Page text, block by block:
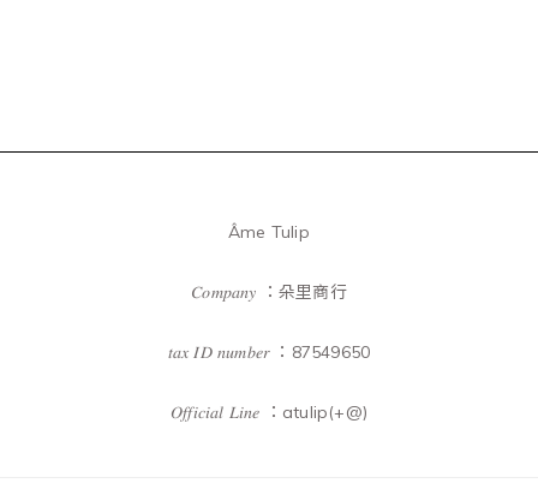
Âme Tulip
𝐶𝑜𝑚𝑝𝑎𝑛𝑦 ：朵里商行
𝑡𝑎𝑥 𝐼𝐷 𝑛𝑢𝑚𝑏𝑒𝑟 ：87549650
𝑂𝑓𝑓𝑖𝑐𝑖𝑎𝑙 𝐿𝑖𝑛𝑒 ：atulip(+@)